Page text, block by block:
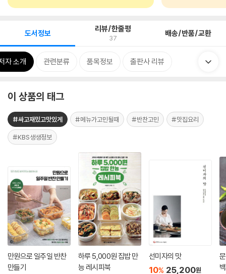
도서정보 리뷰/한줄평
37 배송/반품/교환
자 소개 관련분류 품목정보 출판사 리뷰
이 상품의 태그
#싸고재밌고맛있게 #메뉴가고민될때 #반찬고민 #맛집요리
#KBS생생정보
만원으로 일주일 반찬
만들기
하루 5,000원 집밥 만
능 레시피북
선미자의 맛
10% 25,200원